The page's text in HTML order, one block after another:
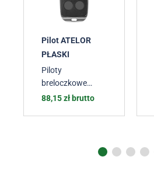
Pilot ATELOR
PŁASKI
Piloty
breloczkowe
ATELOR
88,15zł brutto